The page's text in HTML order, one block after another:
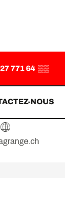
771 64 ▒▒
NOUS